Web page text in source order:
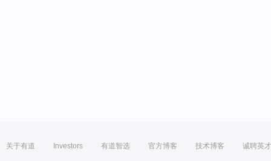
关于有道 Investors 有道智选 官方博客 技术博客 诚聘英才